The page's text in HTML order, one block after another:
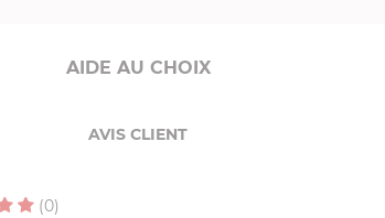
AIDE AU CHOIX
AVIS CLIENT
(0)